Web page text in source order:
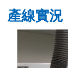
產線實況